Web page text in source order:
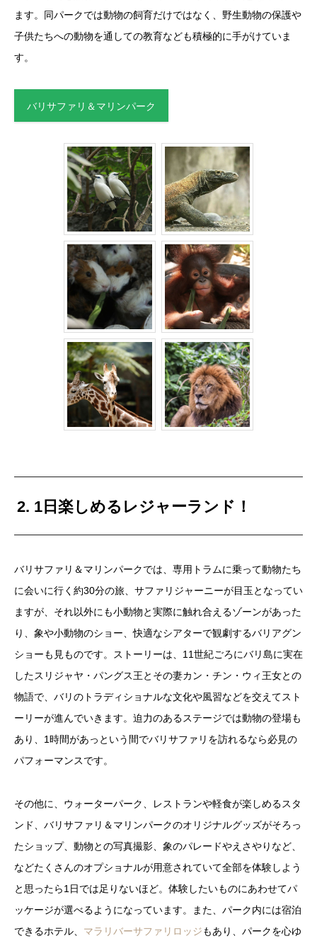
ます。同パークでは動物の飼育だけではなく、野生動物の保護や
子供たちへの動物を通しての教育なども積極的に手がけていま
す。
バリサファリ＆マリンパーク
2. 1日楽しめるレジャーランド！
バリサファリ＆マリンパークでは、専用トラムに乗って動物たち
に会いに行く約30分の旅、サファリジャーニーが目玉となってい
ますが、それ以外にも小動物と実際に触れ合えるゾーンがあった
り、象や小動物のショー、快適なシアターで観劇するバリアグン
ショーも見ものです。ストーリーは、11世紀ごろにバリ島に実在
したスリジャヤ・パングス王とその妻カン・チン・ウィ王女との
物語で、バリのトラディショナルな文化や風習などを交えてスト
ーリーが進んでいきます。迫力のあるステージでは動物の登場も
あり、1時間があっという間でバリサファリを訪れるなら必見の
パフォーマンスです。
その他に、ウォーターパーク、レストランや軽食が楽しめるスタ
ンド、バリサファリ＆マリンパークのオリジナルグッズがそろっ
たショップ、動物との写真撮影、象のパレードやえさやりなど、
などたくさんのオプショナルが用意されていて全部を体験しよう
と思ったら1日では足りないほど。体験したいものにあわせてパ
ッケージが選べるようになっています。また、パーク内には宿泊
できるホテル、 マラリバーサファリロッジもあり、パークを心ゆ